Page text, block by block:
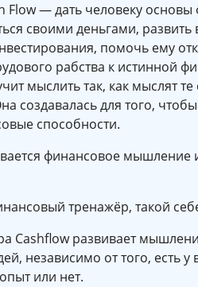
Flow — дать человеку
своими деньгами,
помочь ему
рабства к истинной
мыслить так, как мыслят
создавалась для того,
способности.
финансовое мышление
тренажёр, такой
Cashflow развивает
независимо от того, есть
или нет.